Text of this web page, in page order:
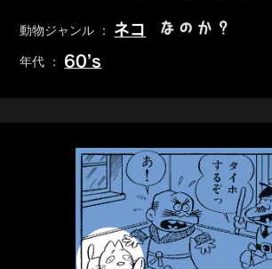
動物ジャンル ： ネコ なのか？
年代 ： 60’s